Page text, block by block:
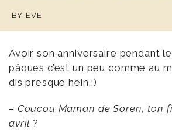
BY EVE
Avoir son anniversaire pendant
pâques c’est un peu comme au
dis presque hein ;)
– Coucou Maman de Soren, ton
avril ?